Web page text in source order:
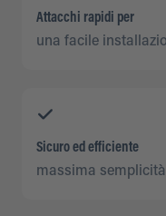
Attacchi rapidi per
una facile
Sicuro ed efficiente
massima